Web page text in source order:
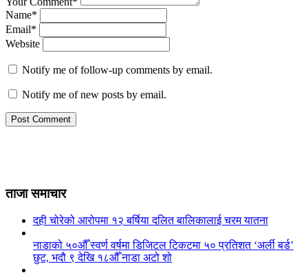
Name*
Email*
Website
Notify me of follow-up comments by email.
Notify me of new posts by email.
ताजा समाचार
दही चोरेको आरोपमा १२ बर्षिया दलित बालिकालाई चरम यातना
नाडाको ५०औँ स्वर्ण वर्षमा डिजिटल टिकटमा ५० प्रतिशत ‘अर्ली बर्ड’
छुट, भदौ ९ देखि १८औँ नाडा अटो शो